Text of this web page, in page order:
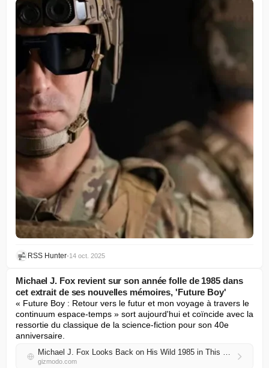
RSS Hunter•14 oct. 2025
Michael J. Fox revient sur son année folle de 1985 dans
cet extrait de ses nouvelles mémoires, 'Future Boy'
« Future Boy : Retour vers le futur et mon voyage à travers le
continuum espace-temps » sort aujourd'hui et coïncide avec la
ressortie du classique de la science-fiction pour son 40e
anniversaire.
Michael J. Fox Looks Back on His Wild 1985 in This Excerpt From His New Memoir, ‘Future Boy’
gizmodo.com